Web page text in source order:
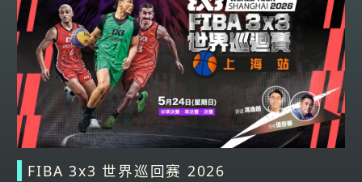
FIBA 3x3 世界巡回赛 2026